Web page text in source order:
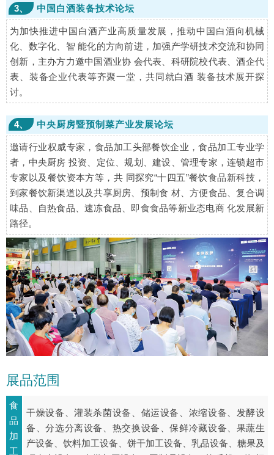
3、 中国白酒装备技术论坛
为加快推进中国白酒产业高质量发展，推动中国白酒向机械
化、数字化、智 能化的方向前进，加强产学研技术交流和协同
创新，主办方力邀中国酒业协 会代表、科研院校代表、酒企代
表、装备企业代表等齐聚一堂，共同就白酒 装备技术展开探
讨。
4、 中央厨房暨预制菜产业发展论坛
邀请行业权威专家，食品加工头部餐饮企业，食品加工专业学
者，中央厨房 投资、定位、规划、建设、管理专家，连锁超市
专家以及餐饮资本方等，共 同探究“十四五”餐饮食品新科技，
到家餐饮新渠道以及共享厨房、预制食 材、方便食品、复合调
味品、自热食品、速冻食品、即食食品等新业态电商 化发展新
路径。
展品范围
食
品
加
工
干燥设备、灌装杀菌设备、储运设备、浓缩设备、发酵设
备、分选分离设备、热交换设备、保鲜冷藏设备、果蔬生
产设备、饮料加工设备、饼干加工设备、乳品设备、糖果及